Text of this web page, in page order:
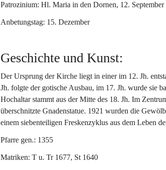
Patrozinium: Hl. Maria in den Dornen, 12. September
Anbetungstag: 15. Dezember
Geschichte und Kunst:
Der Ursprung der Kirche liegt in einer im 12. Jh.
Jh. folgte der gotische Ausbau, im 17. Jh. wurde sie
Hochaltar stammt aus der Mitte des 18. Jh. Im
überschnitzte Gnadenstatue. 1921 wurden die
einem siebenteiligen Freskenzyklus aus dem Leben
Pfarre gen.: 1355
Matriken: T u. Tr 1677, St 1640